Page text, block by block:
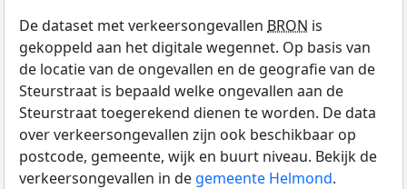
De dataset met verkeersongevallen BRON is
gekoppeld aan het digitale wegennet. Op basis van
de locatie van de ongevallen en de geografie van de
Steurstraat is bepaald welke ongevallen aan de
Steurstraat toegerekend dienen te worden. De data
over verkeersongevallen zijn ook beschikbaar op
postcode, gemeente, wijk en buurt niveau. Bekijk de
verkeersongevallen in de gemeente Helmond.